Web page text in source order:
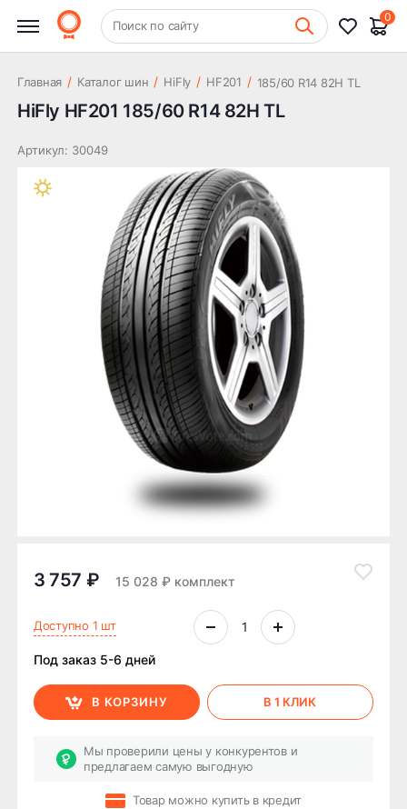
+7 (831) 261-35-35 Шиномонтаж
Поиск по сайту
0
Главная / Каталог шин / HiFly / HF201 / 185/60 R14 82H TL
HiFly HF201 185/60 R14 82H TL
Артикул: 30049
3 757 ₽ 15 028 ₽ комплект
Доступно 1 шт
Под заказ 5-6 дней
В КОРЗИНУ В 1 КЛИК
Мы проверили цены у конкурентов и
предлагаем самую выгодную
Товар можно купить в кредит